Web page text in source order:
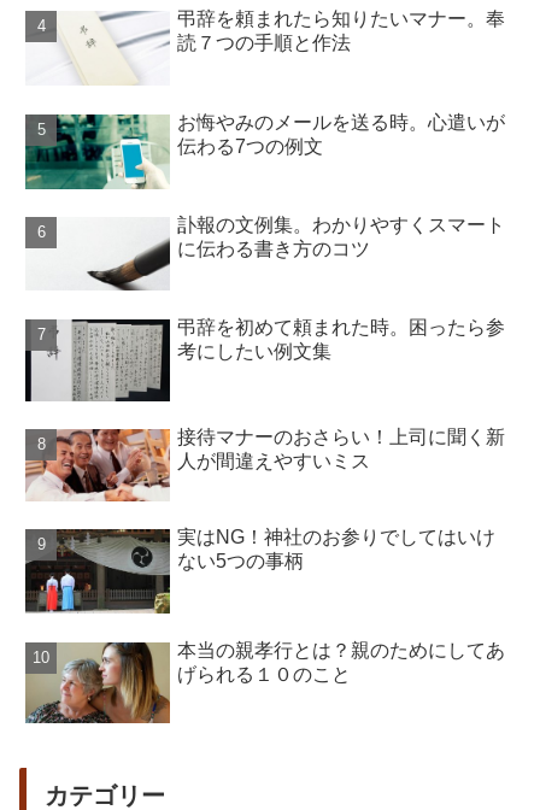
弔辞を頼まれたら知りたいマナー。奉
読７つの手順と作法
お悔やみのメールを送る時。心遣いが
伝わる7つの例文
訃報の文例集。わかりやすくスマート
に伝わる書き方のコツ
弔辞を初めて頼まれた時。困ったら参
考にしたい例文集
接待マナーのおさらい！上司に聞く新
人が間違えやすいミス
実はNG！神社のお参りでしてはいけ
ない5つの事柄
本当の親孝行とは？親のためにしてあ
げられる１０のこと
カテゴリー